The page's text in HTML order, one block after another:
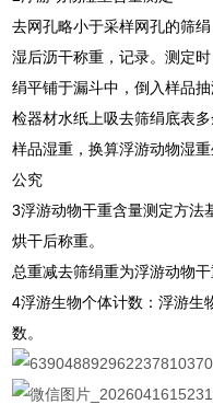
去网孔略小于采样网孔的筛
湿后沥干称重，记录。测定
绢平铺于漏斗中，倒入样品
检器材水纸上吸去筛绢底表
样品湿重，换算浮游动物湿
公究
3浮游动物干重含量测定方法
烘干后称重。
总重减去筛绢重为浮游动物
4浮游生物个体计数：浮游生
数。